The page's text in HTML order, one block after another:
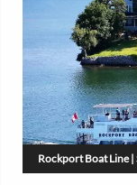
Rockport Boat Line